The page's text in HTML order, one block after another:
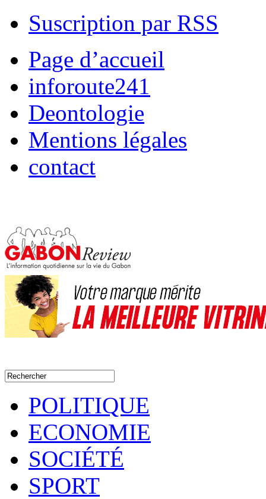
Suscription par RSS
Page d’accueil
inforoute241
Deontologie
Mentions légales
contact
POLITIQUE
ECONOMIE
SOCIÉTÉ
SPORT